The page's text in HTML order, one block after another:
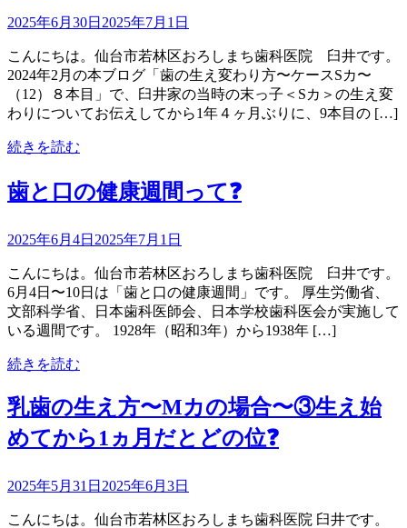
2025年6月30日 2025年7月1日
こんにちは。仙台市若林区おろしまち歯科医院 臼井です。
2024年2月の本ブログ「歯の生え変わり方〜ケースSカ〜
（12）８本目」で、臼井家の当時の末っ子＜Sカ＞の生え変
わりについてお伝えしてから1年４ヶ月ぶりに、9本目の […]
続きを読む
歯と口の健康週間って❓
2025年6月4日 2025年7月1日
こんにちは。仙台市若林区おろしまち歯科医院 臼井です。
6月4日〜10日は「歯と口の健康週間」です。 厚生労働省、
文部科学省、日本歯科医師会、日本学校歯科医会が実施して
いる週間です。 1928年（昭和3年）から1938年 […]
続きを読む
乳歯の生え方〜Mカの場合〜③生え始
めてから1ヵ月だとどの位❓
2025年5月31日 2025年6月3日
こんにちは。仙台市若林区おろしまち歯科医院 臼井です。